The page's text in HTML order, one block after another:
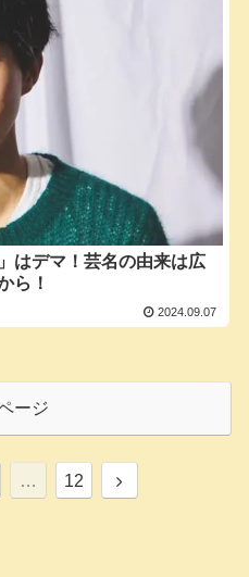
はデマ！芸名の由来は広
ら！
2024.09.07
ージ
… 12
次